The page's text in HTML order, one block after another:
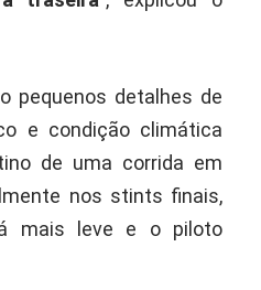
pequenos detalhes de
e condição climática
de uma corrida em
nos stints finais,
mais leve e o piloto